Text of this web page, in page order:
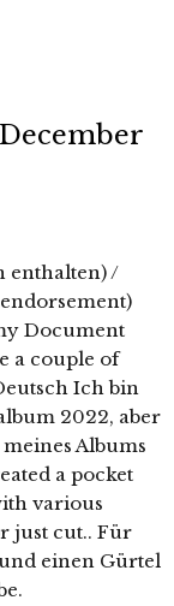
enthalten) /
Document
a couple of
Ich bin
2022, aber
Albums
a pocket
various
just cut.. Für
einen Gürtel